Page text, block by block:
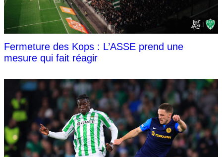
Fermeture des Kops : L’ASSE prend une
mesure qui fait réagir